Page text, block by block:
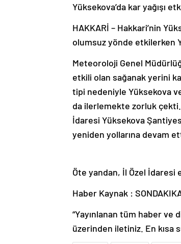
Yüksekova’da kar yağışı
HAKKARİ – Hakkari’nin
olumsuz yönde etkilerken
Meteoroloji Genel
etkili olan sağanak yerini
tipi nedeniyle Yüksekova
da ilerlemekte zorluk
İdaresi Yüksekova
yeniden yollarına devam
Öte yandan, İl Özel İdaresi
Haber Kaynak :
“Yayınlanan tüm haber
üzerinden iletiniz. En kısa